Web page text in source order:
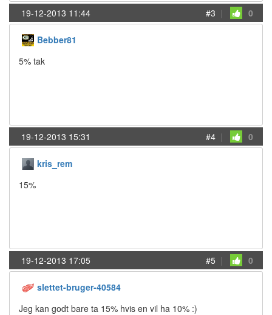
19-12-2013 11:44 #3 | 0
Bebber81
5% tak
19-12-2013 15:31 #4 | 0
kris_rem
15%
19-12-2013 17:05 #5 | 0
slettet-bruger-40584
Jeg kan godt bare ta 15% hvis en vil ha 10% :)